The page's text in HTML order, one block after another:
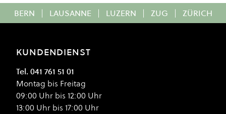
BERN | LAUSANNE | LUZERN | ZUG | ZÜRICH
KUNDENDIENST
Tel. 041 761 51 01
Montag bis Freitag
09:00 Uhr bis 12:00 Uhr
13:00 Uhr bis 17:00 Uhr